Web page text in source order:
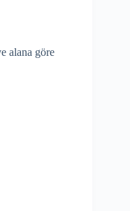
alana göre